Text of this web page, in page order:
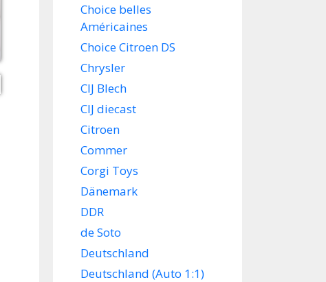
Choice belles
Américaines
Choice Citroen DS
Chrysler
CIJ Blech
CIJ diecast
Citroen
Commer
Corgi Toys
Dänemark
DDR
de Soto
Deutschland
Deutschland (Auto 1:1)